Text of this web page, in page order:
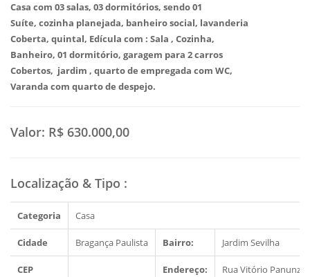
Casa com 03 salas, 03 dormitórios, sendo 01
Suíte, cozinha planejada, banheiro social, lavanderia
Coberta, quintal, Edícula com : Sala , Cozinha,
Banheiro, 01 dormitório, garagem para 2 carros
Cobertos, jardim , quarto de empregada com WC,
Varanda com quarto de despejo.
Valor: R$ 630.000,00
Localização & Tipo :
Categoria Casa
Cidade Bragança Paulista Bairro: Jardim Sevilha
CEP Endereço: Rua Vitório